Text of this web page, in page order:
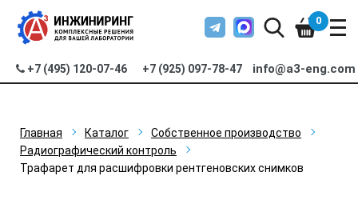
+7 (495) 120-07-46 +7 (925) 097-78-47 info@a3-eng.com
0
Главная Каталог
Собственное производство
Радиографический контроль
Трафарет для расшифровки рентгеновских снимков